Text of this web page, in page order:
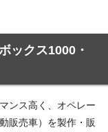
ックス1000・
ンス高く、オペレー
販売車）を製作・販